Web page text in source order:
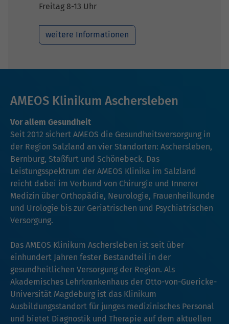
Freitag 8-13 Uhr
weitere Informationen
AMEOS Klinikum Aschersleben
Vor allem Gesundheit
Seit 2012 sichert AMEOS die Gesundheitsversorgung in
der Region Salzland an vier Standorten: Aschersleben,
Bernburg, Staßfurt und Schönebeck. Das
Leistungsspektrum der AMEOS Klinika im Salzland
reicht dabei im Verbund von Chirurgie und Innerer
Medizin über Orthopädie, Neurologie, Frauenheilkunde
und Urologie bis zur Geriatrischen und Psychiatrischen
Versorgung.
Das AMEOS Klinikum Aschersleben ist seit über
einhundert Jahren fester Bestandteil in der
gesundheitlichen Versorgung der Region. Als
Akademisches Lehrkrankenhaus der Otto-von-Guericke-
Universität Magdeburg ist das Klinikum
Ausbildungsstandort für junges medizinisches Personal
und bietet Diagnostik und Therapie auf dem aktuellen